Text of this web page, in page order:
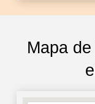
Mapa